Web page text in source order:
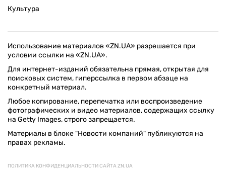
Культура
Использование материалов «ZN.UA» разрешается при
условии ссылки на «ZN.UA».
Для интернет-изданий обязательна прямая, открытая для
поисковых систем, гиперссылка в первом абзаце на
конкретный материал.
Любое копирование, перепечатка или воспроизведение
фотографических и видео материалов, содержащих ссылку
на Getty Images, строго запрещается.
Материалы в блоке "Новости компаний" публикуются на
правах рекламы.
ПОЛИТИКА КОНФИДЕНЦИАЛЬНОСТИ САЙТА ZN.UA